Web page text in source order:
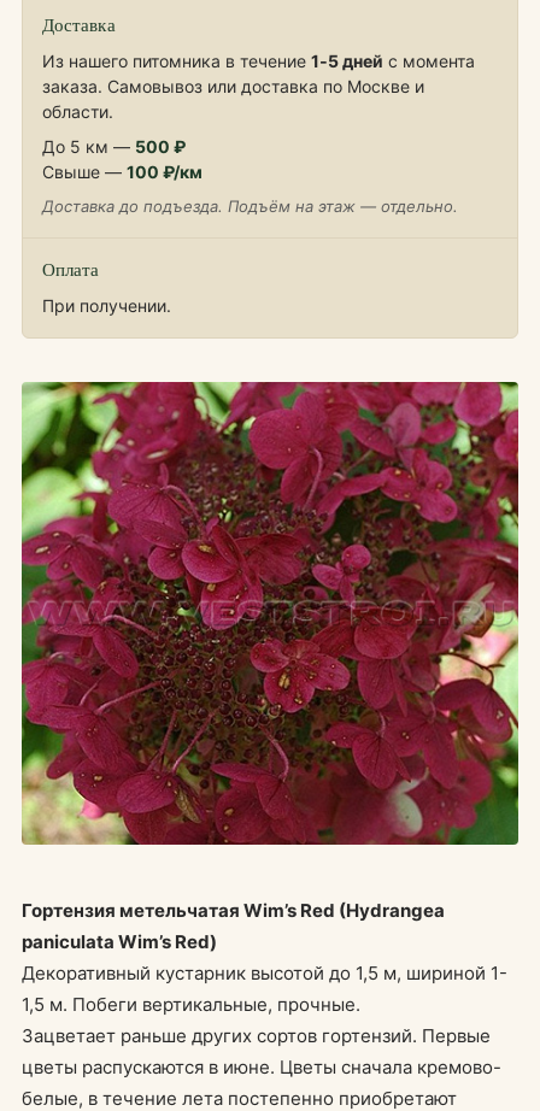
Доставка
Из нашего питомника в течение 1‑5 дней с момента
заказа. Самовывоз или доставка по Москве и
области.
До 5 км — 500 ₽
Свыше — 100 ₽/км
Доставка до подъезда. Подъём на этаж — отдельно.
Оплата
При получении.
Гортензия метельчатая Wim’s Red (Hydrangea
paniculata Wim’s Red)
Декоративный кустарник высотой до 1,5 м, шириной 1-
1,5 м. Побеги вертикальные, прочные.
Зацветает раньше других сортов гортензий. Первые
цветы распускаются в июне. Цветы сначала кремово-
белые, в течение лета постепенно приобретают